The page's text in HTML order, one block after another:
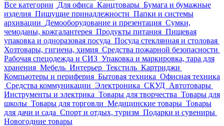
Все категории Для офиса Канцтовары Бумага и бумажные
изделия Пишущие принадлежности Папки и системы
архивации Демооборудование и презентация Сумки,
чемоданы, кожгалантерея Продукты питания Пищевая
упаковка и одноразовая посуда Посуда стеклянная и столовая
Хозтовары, гигиена, химия Средства пожарной безопасности
Рабочая спецодежда и СИЗ Упаковка и маркировка, тара для
хранения Мебель Интерьер Текстиль Картриджи
Компьютеры и периферия Бытовая техника Офисная техника
Средства коммуникации Электроника СКУД Автотовары
Инструменты и электрика Товары для творчества Товары для
школы Товары для торговли Медицинские товары Товары
для дачи и сада Спорт и отдых, туризм Подарки и сувениры
Новогодние товары